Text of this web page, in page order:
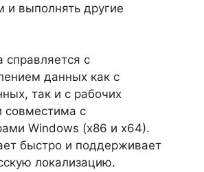
и выполнять другие
справляется с
данных как с
так и с рабочих
совместима с
Windows (x86 и x64).
быстро и поддерживает
локализацию.